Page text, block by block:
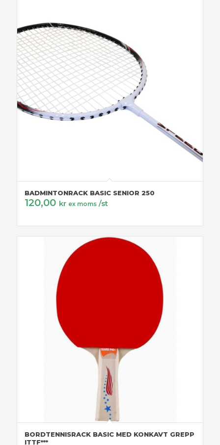
BADMINTONRACK BASIC SENIOR 250
120,00 kr ex moms /st
BORDTENNISRACK BASIC MED KONKAVT GREPP
ITTF***